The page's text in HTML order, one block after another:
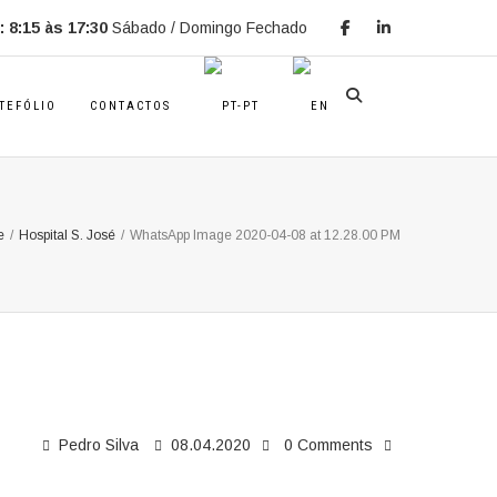
às 17:30 Sábado / Domingo Fechado
CONTACTOS
/ Hospital S. José / WhatsApp Image 2020-04-08 at 12.28.00 PM
Pedro Silva 08.04.2020 0 Comments